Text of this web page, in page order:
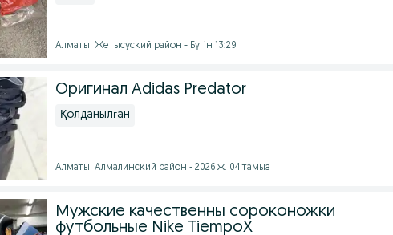
Алматы, Жетысуский район - Бүгін 13:29
Оригинал Adidas Predator
Қолданылған
Алматы, Алмалинский район - 2026 ж. 04 тамыз
Мужские качественны сороконожки
футбольные Nike TiempoX